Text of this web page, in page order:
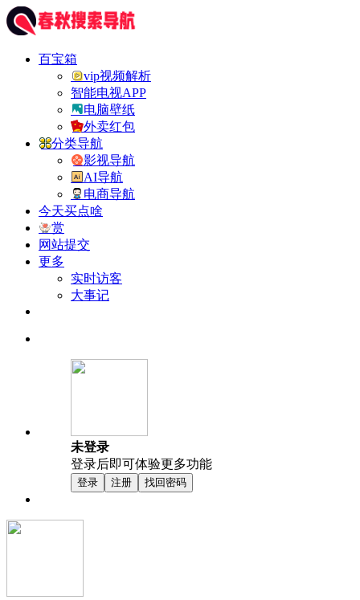
百宝箱
vip视频解析
智能电视APP
电脑壁纸
外卖红包
分类导航
影视导航
AI导航
电商导航
今天买点啥
赏
网站提交
更多
实时访客
大事记
未登录
登录后即可体验更多功能
登录 注册 找回密码